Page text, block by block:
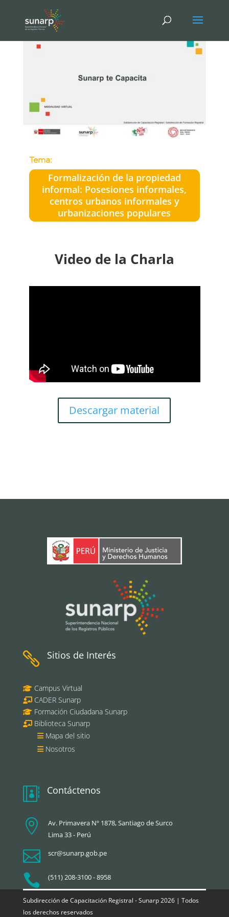
Tema:
Formalización de la propiedad
informal: Posesiones informales,
centros urbanos informales y
urbanizaciones populares
Video de la Charla
Descargar material
 Sitios de Interés
Campus Virtual
CADER Sunarp
Formación Ciudadana Sunarp
Biblioteca Sunarp
Mapa del sitio
Nosotros
 Contáctenos

Av. Primavera Nº 1878, Santiago de Surco
Lima 33 - Perú
 scr@sunarp.gob.pe
 (511) 208-3100 - 8958
Subdirección de Capacitación Registral - Sunarp 2026 | Todos
los derechos reservados